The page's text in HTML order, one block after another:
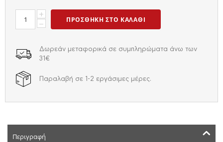
+
−
ΠΡΟΣΘΉΚΗ ΣΤΟ ΚΑΛΆΘΙ
Δωρεάν μεταφορικά σε συμπληρώματα άνω των
31€
Παραλαβή σε 1-2 εργάσιμες μέρες.
Περιγραφή